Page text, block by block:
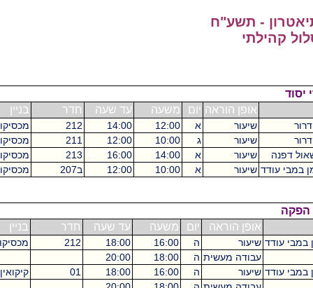
- תשע"ח
יום משעה עד שעה חדר בניין ש"ס
שיעור א 14:00
212 מכסיקו
2
שיעור
ג 12:00
211 מכסיקו
2
שיעור
א 16:00
213 מכסיקו
2
שיעור א 12:00 ב207 מכסיקו 4
יום משעה עד שעה חדר בניין ש"ס
שיעור ה 18:00
212 מכסיקו
2
עבודה מעשית ה 18:00
20:00
שיעור
ה 18:00
01 קיקואין
2